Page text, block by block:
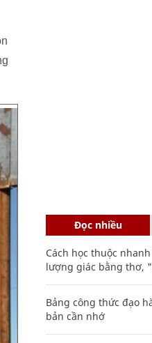
Đọc nhiều
Cách học thuộc
lượng giác bằng thơ,
Bảng công thức đạo
bản cần nhớ